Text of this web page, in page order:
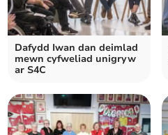
Dafydd Iwan dan deimlad
mewn cyfweliad unigryw
ar S4C